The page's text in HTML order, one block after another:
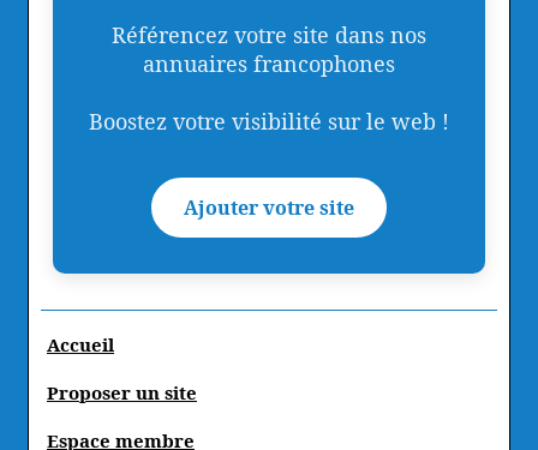
Référencez votre site dans nos
annuaires francophones
Boostez votre visibilité sur le web !
Ajouter votre site
Accueil
Proposer un site
Espace membre